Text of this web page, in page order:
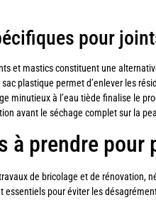
pour
et mastics constituent une
sac plastique permet d’enlever les
minutieux à l’eau tiède finalise le
avant le séchage complet sur la
à prendre pour
de bricolage et de rénovation,
essentiels pour éviter les